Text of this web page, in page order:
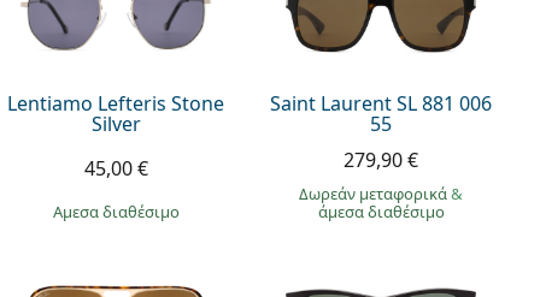
Lentiamo Lefteris Stone
Silver
45,00 €
άμεσα διαθέσιμο
Saint Laurent SL 881 006
55
279,90 €
Δωρεάν μεταφορικά&
άμεσα διαθέσιμο